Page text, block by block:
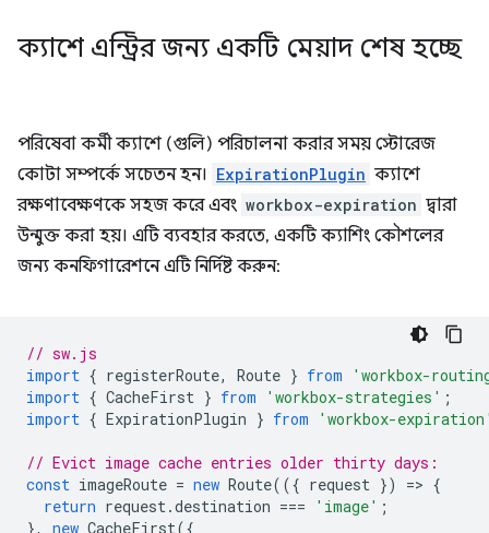
ক্যাশে এন্ট্রির জন্য একটি মেয়াদ শেষ হচ্ছে
পরিষেবা কর্মী ক্যাশে (গুলি) পরিচালনা করার সময় স্টোরেজ
কোটা সম্পর্কে সচেতন হন। ExpirationPlugin ক্যাশে
রক্ষণাবেক্ষণকে সহজ করে এবং workbox-expiration দ্বারা
উন্মুক্ত করা হয়। এটি ব্যবহার করতে, একটি ক্যাশিং কৌশলের
জন্য কনফিগারেশনে এটি নির্দিষ্ট করুন:
// sw.js
import { registerRoute, Route } from
'workbox-
import { CacheFirst } from 'workbox-strategies' ;
import { ExpirationPlugin } from 'workbox-
// Evict image cache entries older thirty days:
const imageRoute = new Route(({ request }) => {
return request.destination === 'image' ;
},
new CacheFirst({